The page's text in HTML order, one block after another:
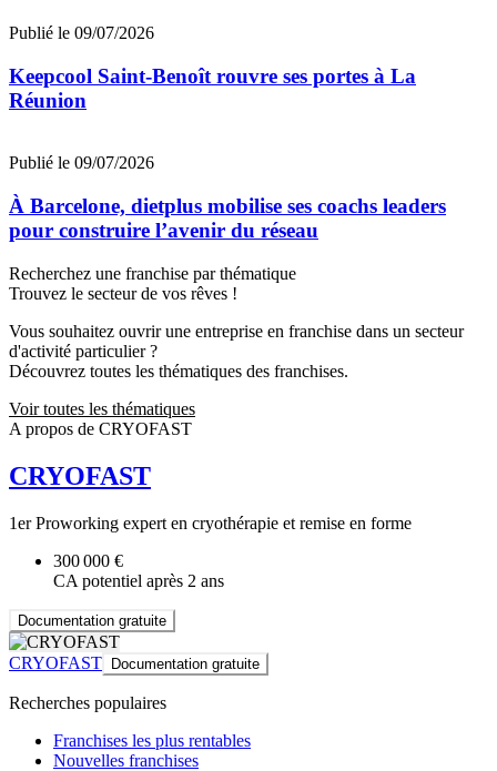
Publié le 09/07/2026
Keepcool Saint-Benoît rouvre ses portes à La
Réunion
Publié le 09/07/2026
À Barcelone, dietplus mobilise ses coachs leaders
pour construire l’avenir du réseau
Recherchez une franchise par thématique
Trouvez le secteur de vos rêves !
Vous souhaitez ouvrir une entreprise en franchise dans un secteur
d'activité particulier ?
Découvrez toutes les thématiques des franchises.
Voir toutes les thématiques
A propos de CRYOFAST
CRYOFAST
1er Proworking expert en cryothérapie et remise en forme
300 000 €
CA potentiel après 2 ans
Documentation gratuite
CRYOFAST Documentation gratuite
Recherches populaires
Franchises les plus rentables
Nouvelles franchises